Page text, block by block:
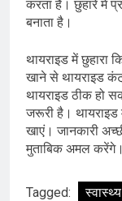
करता है। छुहारे में
बनाता है।
थायराइड में छुहारा
खाने से थायराइड
थायराइड ठीक हो
जरूरी है।
खाएं। जानकारी
मुताबिक अमल
Tagged: